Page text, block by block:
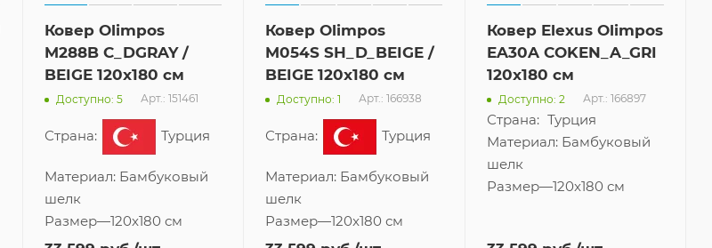
Ковер Olimpos
M288B C_DGRAY /
BEIGE 120x180 см
Доступно: 5 Арт.: 151461
Страна: Турция
Материал: Бамбуковый
шелк
Размер—120x180 см
Ковер Olimpos
M054S SH_D_BEIGE /
BEIGE 120x180 см
Доступно: 1 Арт.: 166938
Страна: Турция
Материал: Бамбуковый
шелк
Размер—120x180 см
Ковер Elexus Olimpos
EA30A COKEN_A_GRI
120x180 см
Доступно: 2 Арт.: 166897
Страна: Турция